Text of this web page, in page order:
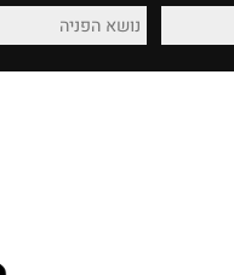
שירות מהלב